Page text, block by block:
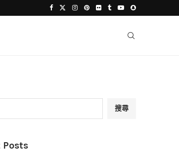
搜尋
Posts